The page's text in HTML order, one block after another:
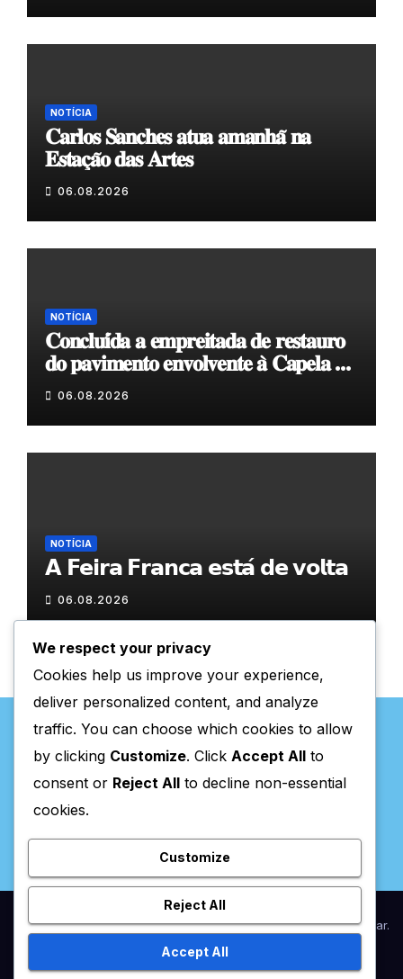
NOTÍCIA
𝐂𝐚𝐫𝐥𝐨𝐬 𝐒𝐚𝐧𝐜𝐡𝐞𝐬 𝐚𝐭𝐮𝐚 𝐚𝐦𝐚𝐧𝐡𝐚̃ 𝐧𝐚
𝐄𝐬𝐭𝐚𝐜̧𝐚̃𝐨 𝐝𝐚𝐬 𝐀𝐫𝐭𝐞𝐬
06.08.2026
NOTÍCIA
𝐂𝐨𝐧𝐜𝐥𝐮𝐢́𝐝𝐚 𝐚 𝐞𝐦𝐩𝐫𝐞𝐢𝐭𝐚𝐝𝐚 𝐝𝐞 𝐫𝐞𝐬𝐭𝐚𝐮𝐫𝐨
𝐝𝐨 𝐩𝐚𝐯𝐢𝐦𝐞𝐧𝐭𝐨 𝐞𝐧𝐯𝐨𝐥𝐯𝐞𝐧𝐭𝐞 𝐚̀ 𝐂𝐚𝐩𝐞𝐥𝐚 𝐝𝐞
𝐂𝐨𝐯𝐚𝐬
06.08.2026
NOTÍCIA
𝗔 𝗙𝗲𝗶𝗿𝗮 𝗙𝗿𝗮𝗻𝗰𝗮 𝗲𝘀𝘁𝗮́ 𝗱𝗲 𝘃𝗼𝗹𝘁𝗮
06.08.2026
Valpaços Online
Proudly powered by WordPress|Theme:NewsupbyThemeansar.
HomeAnunciar / AssinaturasEstatuto EditorialFicha Técnica
We respect your privacy
Cookies help us improve your experience,
deliver personalized content, and analyze
traffic. You can choose which cookies to allow
by clicking Customize. Click Accept All to
consent or Reject All to decline non-essential
cookies.
Customize
Reject All
Accept All